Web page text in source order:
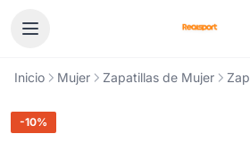
Inicio Mujer Zapatillas de Mujer
-10%